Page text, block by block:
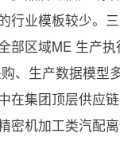
行业模板较少。
部区域ME 生产
、生产数据模
在集团顶层供应
密机加工类汽配